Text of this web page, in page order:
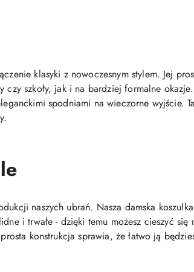
klasyki z nowoczesnym stylem. Jej
szkoły, jak i na bardziej formalne
spodniami na wieczorne wyjście.
naszych ubrań. Nasza damska
i trwałe - dzięki temu możesz cieszyć
konstrukcja sprawia, że łatwo ją